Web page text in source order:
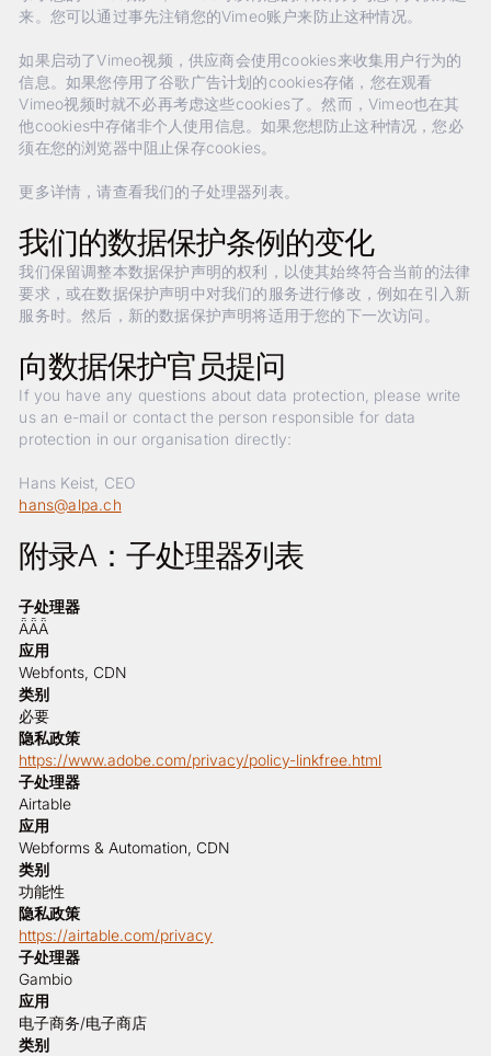
来。您可以通过事先注销您的Vimeo账户来防止这种情况。
如果启动了Vimeo视频，供应商会使用cookies来收集用户行为的
信息。如果您停用了谷歌广告计划的cookies存储，您在观看
Vimeo视频时就不必再考虑这些cookies了。然而，Vimeo也在其
他cookies中存储非个人使用信息。如果您想防止这种情况，您必
须在您的浏览器中阻止保存cookies。
更多详情，请查看我们的子处理器列表。
我们的数据保护条例的变化
我们保留调整本数据保护声明的权利，以使其始终符合当前的法律
要求，或在数据保护声明中对我们的服务进行修改，例如在引入新
服务时。然后，新的数据保护声明将适用于您的下一次访问。
向数据保护官员提问
If you have any questions about data protection, please write
us an e-mail or contact the person responsible for data
protection in our organisation directly:
Hans Keist, CEO
hans@alpa.ch
附录A：子处理器列表
子处理器
ǞǞǞ
应用
Webfonts, CDN
类别
必要
隐私政策
https://www.adobe.com/privacy/policy-linkfree.html
子处理器
Airtable
应用
Webforms & Automation, CDN
类别
功能性
隐私政策
https://airtable.com/privacy
子处理器
Gambio
应用
电子商务/电子商店
类别